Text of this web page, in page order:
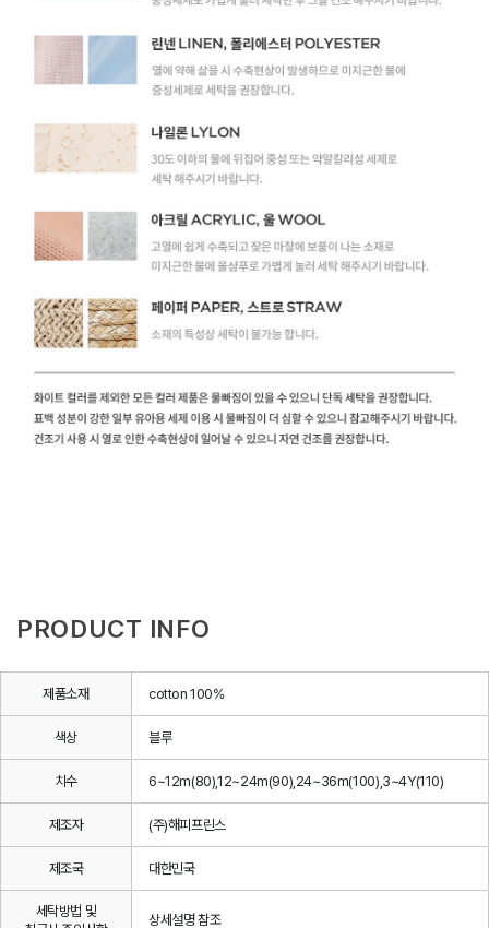
PRODUCT INFO
제품소재 cotton 100%
색상 블루
치수 6~12m(80),12~24m(90),24~36m(100),3~4Y(110)
제조자 (주)해피프린스
제조국 대한민국
세탁방법 및
상세설명 참조